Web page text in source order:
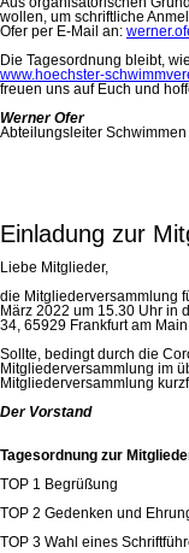
wollen, um schriftliche
Ofer per E-Mail an:
Die Tagesordnung bleibt,
www.hoechster-
freuen uns auf Euch und
Werner Ofer
Abteilungsleiter Schwimmen
Einladung zur
Liebe Mitglieder,
die Mitgliederversammlung
März 2022 um 15.30 Uhr in
34, 65929 Frankfurt am
Sollte, bedingt durch die
Mitgliederversammlung im
Mitgliederversammlung
Der Vorstand
Tagesordnung zur
TOP 1 Begrüßung
TOP 2 Gedenken und
TOP 3 Wahl eines